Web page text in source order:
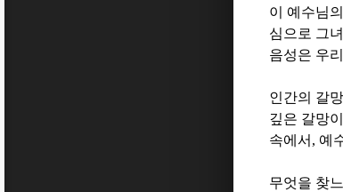
이 예수님
심으로 그
음성은 우
인간의 갈
깊은 갈망
속에서 , 예
무엇을 찾